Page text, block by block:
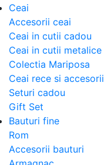
Ceai
Accesorii ceai
Ceai in cutii cadou
Ceai in cutii metalice
Colectia Mariposa
Ceai rece si accesorii
Seturi cadou
Gift Set
Bauturi fine
Rom
Accesorii bauturi